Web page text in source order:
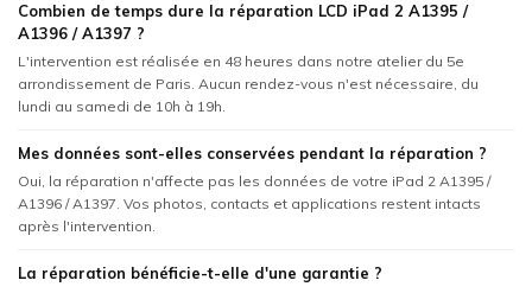
Combien de temps dure la réparation LCD iPad 2 A1395 /
A1396 / A1397 ?
L'intervention est réalisée en 48 heures dans notre atelier du 5e
arrondissement de Paris. Aucun rendez-vous n'est nécessaire, du
lundi au samedi de 10h à 19h.
Mes données sont-elles conservées pendant la réparation ?
Oui, la réparation n'affecte pas les données de votre iPad 2 A1395 /
A1396 / A1397. Vos photos, contacts et applications restent intacts
après l'intervention.
La réparation bénéficie-t-elle d'une garantie ?